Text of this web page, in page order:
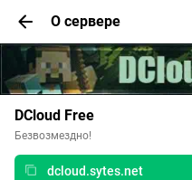
О сервере
DCloud Free
Безвозмездно!
dcloud.sytes.net